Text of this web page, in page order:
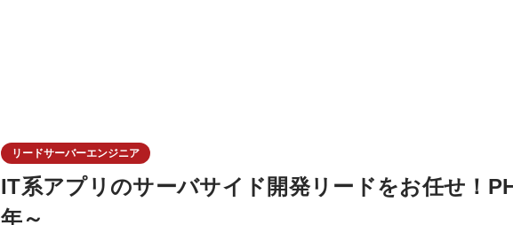
リードサーバーエンジニア
IT系アプリのサーバサイド開発リードをお任せ！
年～